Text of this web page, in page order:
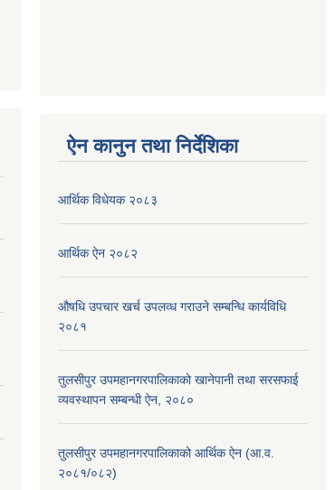
ऐन कानुन तथा निर्देशिका
आर्थिक विधेयक २०८३
आर्थिक ऐन २०८२
औषधि उपचार खर्च उपलव्ध गराउने सम्बन्धि कार्यविधि
२०८१
तुलसीपुर उपमहानगरपालिकाको खानेपानी तथा सरसफाई
व्यवस्थापन सम्बन्धी ऐन, २०८०
तुलसीपुर उपमहानगरपालिकाको आर्थिक ऐन (आ.व.
२०८१/०८२)